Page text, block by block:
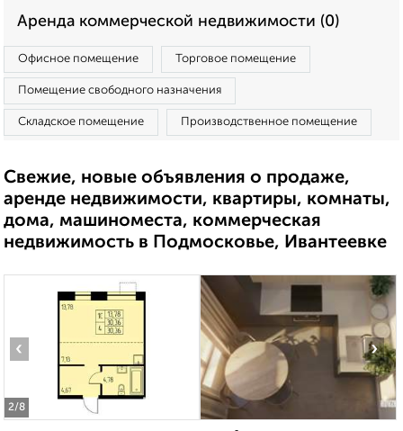
Аренда коммерческой недвижимости (0)
Офисное помещение Торговое помещение
Помещение свободного назначения
Складское помещение Производственное помещение
Свежие, новые объявления о продаже,
аренде недвижимости, квартиры, комнаты,
дома, машиноместа, коммерческая
недвижимость в Подмосковье, Ивантеевке
2/8
‹ ›